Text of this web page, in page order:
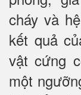
cháy và
kết quả
vật cứng
một